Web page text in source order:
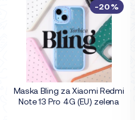
Maska Bling za Xiaomi Redmi
Note 13 Pro 4G (EU) zelena
-20%